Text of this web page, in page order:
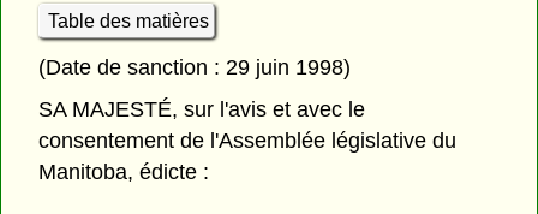
Table des matières
(Date de sanction : 29 juin 1998)
SA MAJESTÉ, sur l'avis et avec le
consentement de l'Assemblée législative du
Manitoba, édicte :